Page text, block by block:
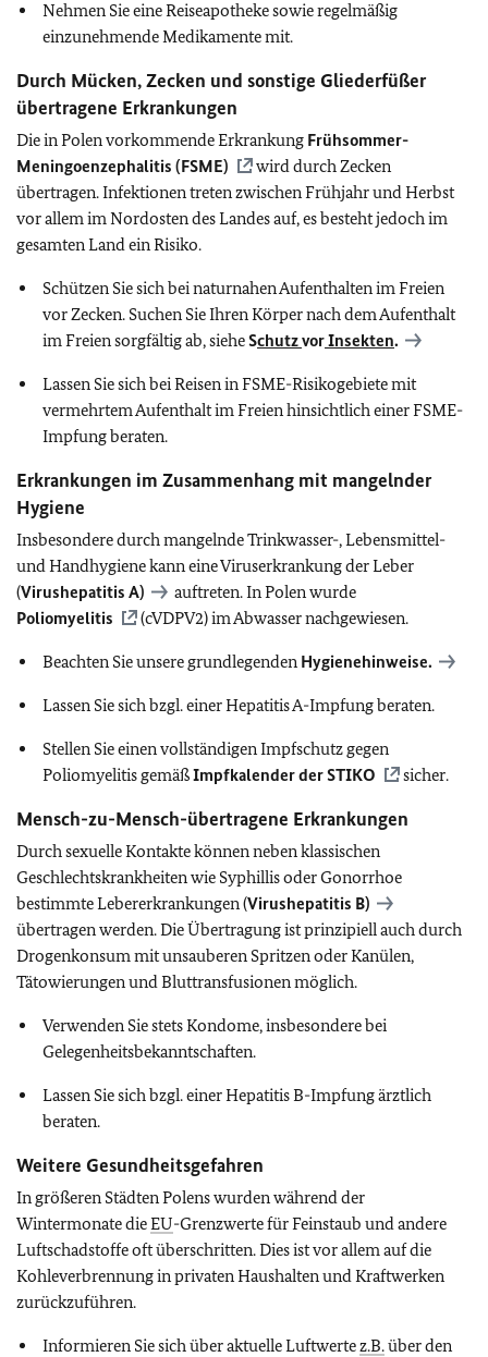
Nehmen Sie eine Reiseapotheke sowie regelmäßig
einzunehmende Medikamente mit.
Durch Mücken, Zecken und sonstige Gliederfüßer
übertragene Erkrankungen
Die in Polen vorkommende Erkrankung Frühsommer-
Meningoenzephalitis (FSME)
wird durch Zecken
übertragen. Infektionen treten zwischen Frühjahr und Herbst
vor allem im Nordosten des Landes auf, es besteht jedoch im
gesamten Land ein Risiko.
Schützen Sie sich bei naturnahen Aufenthalten im Freien
vor Zecken. Suchen Sie Ihren Körper nach dem Aufenthalt
im Freien sorgfältig ab, sieheSchutzvorInsekten.
Lassen Sie sich bei Reisen in FSME-Risikogebiete mit
vermehrtem Aufenthalt im Freien hinsichtlich einer FSME-
Impfung beraten.
Erkrankungen im Zusammenhang mit mangelnder
Hygiene
Insbesondere durch mangelnde Trinkwasser-, Lebensmittel-
und Handhygiene kann eine Viruserkrankung der Leber
(Virushepatitis A) auftreten.In Polen wurde
Poliomyelitis
(cVDPV2) im Abwasser nachgewiesen.
Beachten Sie unsere grundlegenden Hygienehinweise.
Lassen Sie sich bzgl. einer Hepatitis A-Impfung beraten.
Stellen Sie einen vollständigen Impfschutz gegen
Poliomyelitis gemäßImpfkalender derSTIKO sicher.
Mensch-zu-Mensch-übertragene Erkrankungen
Durch sexuelle Kontakte können neben klassischen
Geschlechtskrankheiten wie Syphillis oder Gonorrhoe
bestimmte Lebererkrankungen (Virushepatitis B)
übertragen werden. Die Übertragung ist prinzipiell auch durch
Drogenkonsum mit unsauberen Spritzen oder Kanülen,
Tätowierungen und Bluttransfusionen möglich.
Verwenden Sie stets Kondome, insbesondere bei
Gelegenheitsbekanntschaften.
Lassen Sie sich bzgl. einer Hepatitis B-Impfung ärztlich
beraten.
Weitere Gesundheitsgefahren
In größeren Städten Polens wurden während der
Wintermonate dieEU-Grenzwerte für Feinstaub und andere
Luftschadstoffe oft überschritten. Dies ist vor allem auf die
Kohleverbrennung in privaten Haushalten und Kraftwerken
zurückzuführen.
Informieren Sie sich über aktuelle Luftwertez.B.über den